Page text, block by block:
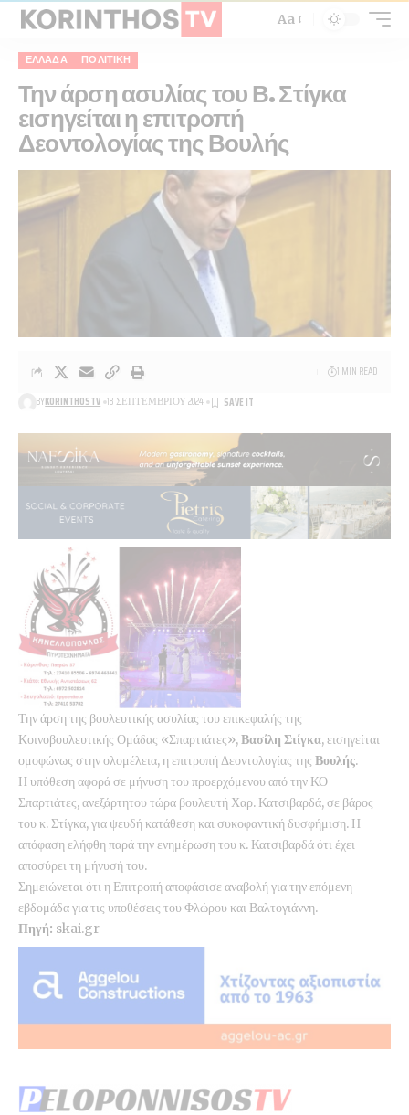
Aa
ΕΛΛΆΔΑ ΠΟΛΙΤΙΚΉ
Την άρση ασυλίας του Β. Στίγκα
εισηγείται η επιτροπή
Δεοντολογίας της Βουλής
BYKORINTHOSTV 18 ΣΕΠΤΕΜΒΡΊΟΥ 2024
1 MIN READ
Την άρση της βουλευτικής ασυλίας του επικεφαλής της
Κοινοβουλευτικής Ομάδας «Σπαρτιάτες»,Βασίλη Στίγκα, εισηγείται
ομοφώνως στην ολομέλεια, η επιτροπή Δεοντολογίας της Βουλής.
Η υπόθεση αφορά σε μήνυση του προερχόμενου από την ΚΟ
Σπαρτιάτες, ανεξάρτητου τώρα βουλευτή Χαρ. Κατσιβαρδά, σε βάρος
του κ. Στίγκα, για ψευδή κατάθεση και συκοφαντική δυσφήμιση. Η
απόφαση ελήφθη παρά την ενημέρωση του κ. Κατσιβαρδά ότι έχει
αποσύρει τη μήνυσή του.
Σημειώνεται ότι η Επιτροπή αποφάσισε αναβολή για την επόμενη
εβδομάδα για τις υποθέσεις του Φλώρου και Βαλτογιάννη.
Πηγή: skai.gr